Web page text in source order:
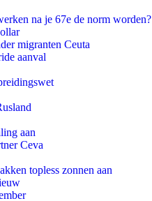
na je 67e de norm worden?
migranten Ceuta
aanval
aan
Ceva
topless zonnen aan